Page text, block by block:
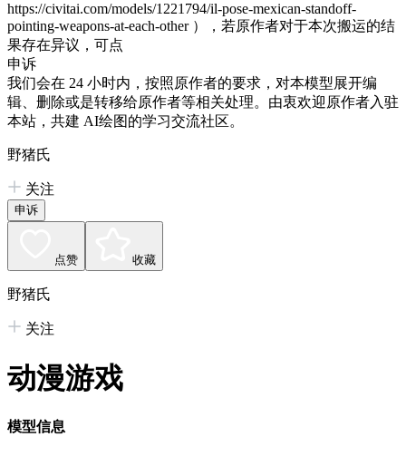
https://civitai.com/models/1221794/il-pose-mexican-standoff-
pointing-weapons-at-each-other），若原作者对于本次搬运的结
果存在异议，可点
申诉
我们会在 24 小时内，按照原作者的要求，对本模型展开编
辑、删除或是转移给原作者等相关处理。由衷欢迎原作者入驻
本站，共建 AI绘图的学习交流社区。
野猪氏
关注
申诉
点赞 收藏
野猪氏
关注
动漫游戏
模型信息